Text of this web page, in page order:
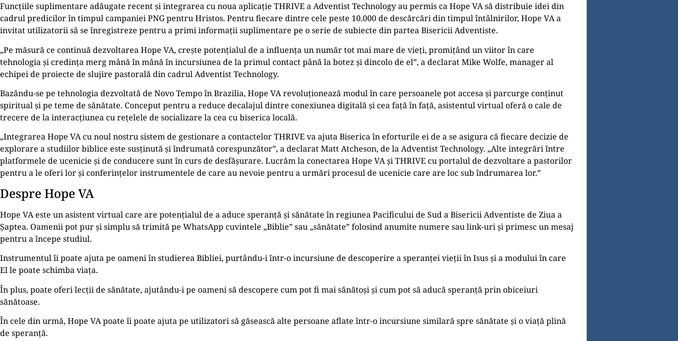
Funcțiile suplimentare adăugate recent și integrarea cu noua aplicație THRIVE a Adventist Technology au permis ca Hope VA să distribuie idei din
cadrul predicilor în timpul campaniei PNG pentru Hristos. Pentru fiecare dintre cele peste 10.000 de descărcări din timpul întâlnirilor, Hope VA a
invitat utilizatorii să se înregistreze pentru a primi informații suplimentare pe o serie de subiecte din partea Bisericii Adventiste.
„Pe măsură ce continuă dezvoltarea Hope VA, crește potențialul de a influența un număr tot mai mare de vieți, promițând un viitor în care
tehnologia și credința merg mână în mână în incursiunea de la primul contact până la botez și dincolo de el”, a declarat Mike Wolfe, manager al
echipei de proiecte de slujire pastorală din cadrul Adventist Technology.
Bazându-se pe tehnologia dezvoltată de Novo Tempo în Brazilia, Hope VA revoluționează modul în care persoanele pot accesa și parcurge conținut
spiritual și pe teme de sănătate. Conceput pentru a reduce decalajul dintre conexiunea digitală și cea față în față, asistentul virtual oferă o cale de
trecere de la interacțiunea cu rețelele de socializare la cea cu biserica locală.
„Integrarea Hope VA cu noul nostru sistem de gestionare a contactelor THRIVE va ajuta Biserica în eforturile ei de a se asigura că fiecare decizie de
explorare a studiilor biblice este susținută și îndrumată corespunzător”, a declarat Matt Atcheson, de la Adventist Technology. „Alte integrări între
platformele de ucenicie și de conducere sunt în curs de desfășurare. Lucrăm la conectarea Hope VA și THRIVE cu portalul de dezvoltare a pastorilor
pentru a le oferi lor și conferințelor instrumentele de care au nevoie pentru a urmări procesul de ucenicie care are loc sub îndrumarea lor.”
Despre Hope VA
Hope VA este un asistent virtual care are potențialul de a aduce speranță și sănătate în regiunea Pacificului de Sud a Bisericii Adventiste de Ziua a
Șaptea. Oamenii pot pur și simplu să trimită pe WhatsApp cuvintele „Biblie” sau „sănătate” folosind anumite numere sau link-uri și primesc un mesaj
pentru a începe studiul.
Instrumentul îi poate ajuta pe oameni în studierea Bibliei, purtându-i într-o incursiune de descoperire a speranței vieții în Isus și a modului în care
El le poate schimba viața.
În plus, poate oferi lecții de sănătate, ajutându-i pe oameni să descopere cum pot fi mai sănătoși și cum pot să aducă speranță prin obiceiuri
sănătoase.
În cele din urmă, Hope VA poate îi poate ajuta pe utilizatori să găsească alte persoane aflate într-o incursiune similară spre sănătate și o viață plină
de speranță.